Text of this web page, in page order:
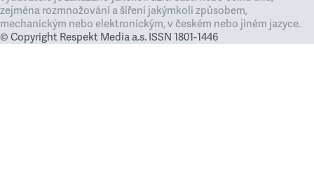
zejména rozmnožování a šíření jakýmkoli způsobem,
mechanickým nebo elektronickým, v českém nebo jiném jazyce.
© Copyright Respekt Media a.s. ISSN 1801-1446